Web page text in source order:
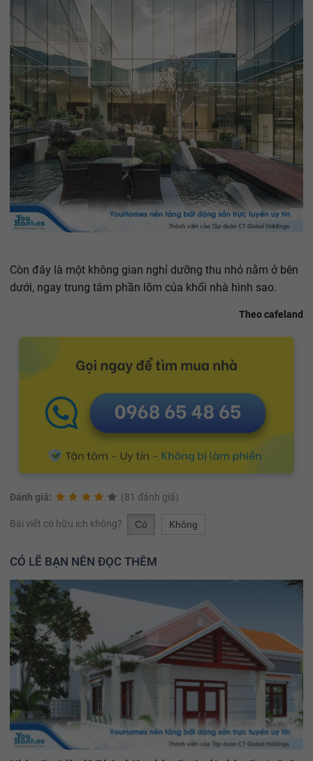
Còn đây là một không gian nghỉ dưỡng thu nhỏ nằm ở bên
dưới, ngay trung tâm phần lõm của khối nhà hình sao.
Theo cafeland
Đánh giá: (81 đánh giá)
Bài viết có hữu ích không? Có Không
CÓ LẼ BẠN NÊN ĐỌC THÊM